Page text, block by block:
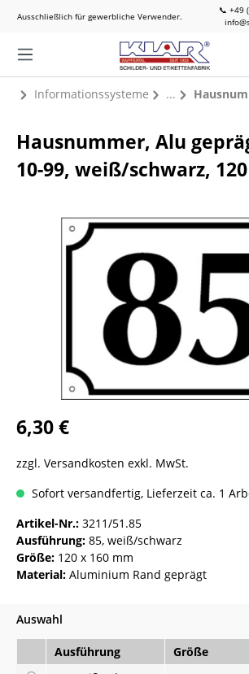
Ausschließlich für gewerbliche Verwender.
📞 +49
Informationssysteme
Hausnummer, Alu
10-99, weiß/schwarz,
6,30 €
zzgl. Versandkosten exkl. MwSt.
Sofort versandfertig, Lieferzeit ca. 1
Artikel-Nr.: 3211/51.85
Ausführung: 85, weiß/schwarz
Größe: 120 x 160 mm
Material: Aluminium Rand geprägt
Auswahl
Ausführung Größe